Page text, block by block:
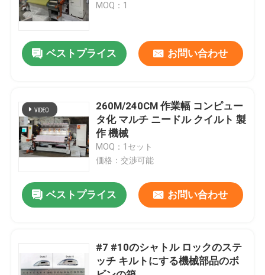
ビデオ
VRショー
工場 ツアー
品質管理
連絡 ください
ケース
MOQ：1
ベストプライス お問い合わせ
260M/240CM 作業幅 コンピュー
タ化 マルチ ニードル クイルト 製
作 機械
MOQ：1セット
価格：交渉可能
ベストプライス お問い合わせ
#7 #10のシャトル ロックのステ
ッチ キルトにする機械部品のボ